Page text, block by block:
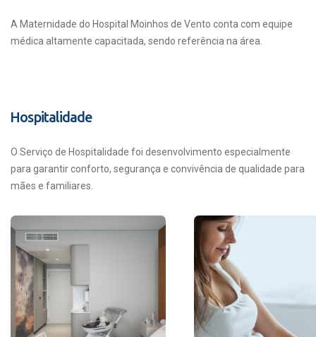
A Maternidade do Hospital Moinhos de Vento conta com equipe
médica altamente capacitada, sendo referência na área.
Hospitalidade
O Serviço de Hospitalidade foi desenvolvimento especialmente
para garantir conforto, segurança e convivência de qualidade para
mães e familiares.